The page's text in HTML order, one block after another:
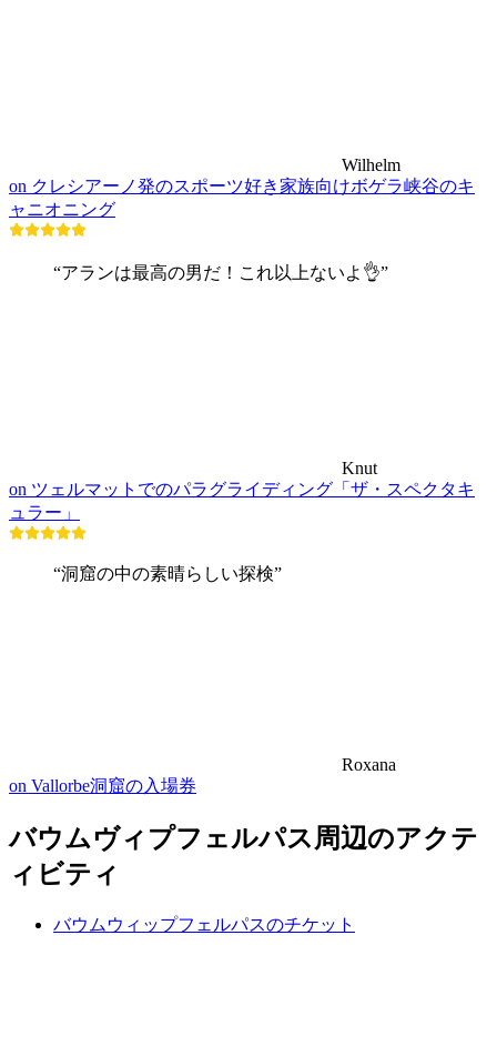
Wilhelm
on クレシアーノ発のスポーツ好き家族向けボゲラ峡谷のキ
ャニオニング
“アランは最高の男だ！これ以上ないよ👌”
Knut
on ツェルマットでのパラグライディング「ザ・スペクタキ
ュラー」
“洞窟の中の素晴らしい探検”
Roxana
on Vallorbe洞窟の入場券
バウムヴィプフェルパス周辺のアクテ
ィビティ
バウムウィップフェルパスのチケット